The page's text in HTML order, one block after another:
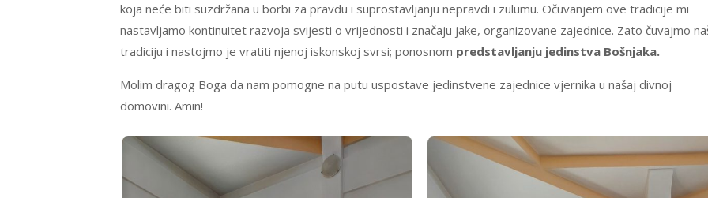
koja neće biti suzdržana u borbi za pravdu i suprostavljanju nepravdi i zulumu. Očuvanjem ove tradicije mi
nastavljamo kontinuitet razvoja svijesti o vrijednosti i značaju jake, organizovane zajednice. Zato čuvajmo
tradiciju i nastojmo je vratiti njenoj iskonskoj svrsi; ponosnom predstavljanju jedinstva Bošnjaka.
Molim dragog Boga da nam pomogne na putu uspostave jedinstvene zajednice vjernika u našaj divnoj
domovini. Amin!